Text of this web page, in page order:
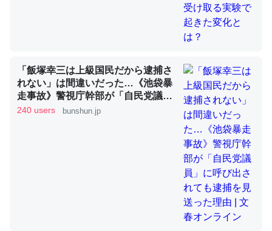
これを元に考えるとカルシウムを大量に使う脊椎動物と貝
類は苦労してるんだな…。腹足類だと殻を無くしてナメク
ジになったり努力してるし。
─ニュース :: 【研究発表】昆虫学の大問題＝「昆虫はなぜ海にいな
ウチもEchoを実家に置いて４年。でたまに覗いてる。ぼ
ちぼちRingも置こうかと画策中。あと、Googleマップで
「飯塚幸三は上級国民だから逮捕さ
れない」は間違いだった…《池袋暴
走事故》警視庁幹部が「自民党議
員」に呼び出されても逮捕を見送っ
240 users bunshun.jp